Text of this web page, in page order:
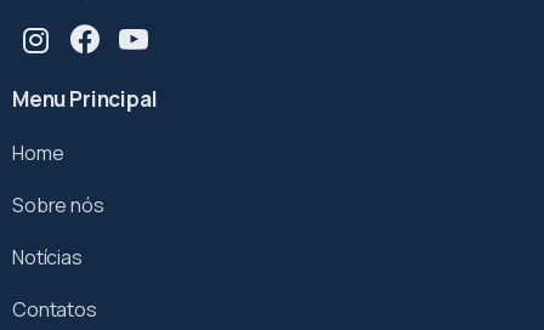
Menu Principal
Home
Sobre nós
Notícias
Contatos